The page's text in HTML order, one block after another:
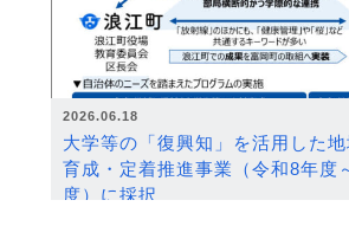
2026.06.18
大学等の「復興知」を活用した
育成・定着推進事業（令和8年度
度）に採択